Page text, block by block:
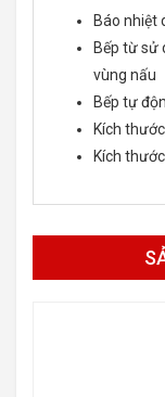
Báo nhiệt
Bếp từ sử
vùng nấu
Bếp tự
Kích
Kích